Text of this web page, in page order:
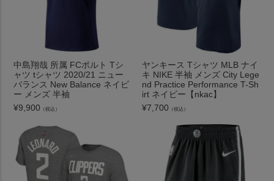
中島翔哉 所属 FCポルト Tシ
ャツ tシャツ 2020/21 ニュー
バランス New Balance ネイビ
ー メンズ 半袖
¥9,900 （税込）
ヤンキース Tシャツ MLB ナイ
キ NIKE 半袖 メンズ City Lege
nd Practice Performance T-Sh
irt ネイビー【nkac】
¥7,700 （税込）